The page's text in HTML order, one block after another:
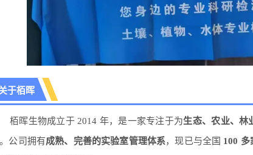
于栢晖
栢晖生物成立于 2014 年，是一家专注于为生态、农业、林
公司拥有成熟、完善的实验室管理体系，现已与全国 100 多